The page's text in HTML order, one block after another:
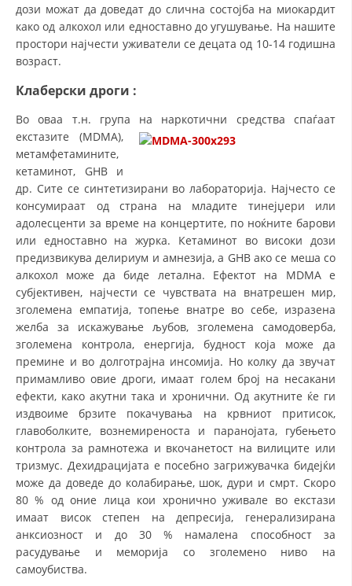
дози можат да доведат до слична состојба на миокардит
како од алкохол или едноставно до угушување. На нашите
простори најчести уживатели се децата од 10-14 годишна
возраст.
Клаберски дроги :
Во оваа т.н. група на наркотични средства спаѓаат
екстазите (MDMA),
метамфетамините,
кетаминот, GHB и
др. Сите се синтетизирани во лабораторија. Најчесто се
консумираат од страна на младите тинејџери или
адолесценти за време на концертите, по ноќните барови
или едноставно на журка. Кетаминот во високи дози
предизвикува делириум и амнезија, а GHB ако се меша со
алкохол може да биде летална. Ефектот на MDMA е
субјективен, најчести се чувствата на внатрешен мир,
зголемена емпатија, топење внатре во себе, изразена
желба за искажување љубов, зголемена самодоверба,
зголемена контрола, енергија, будност која може да
премине и во долготрајна инсомија. Но колку да звучат
примамливо овие дроги, имаат голем број на несакани
ефекти, како акутни така и хронични. Од акутните ќе ги
издвоиме брзите покачувања на крвниот притисок,
главоболките, вознемиреноста и паранојата, губењето
контрола за рамнотежа и вкочанетост на вилиците или
тризмус. Дехидрацијата е посебно загрижувачка бидејќи
може да доведе до колабирање, шок, дури и смрт. Скоро
80 % од оние лица кои хронично уживале во екстази
имаат висок степен на депресија, генерализирана
анксиозност и до 30 % намалена способност за
расудување и меморија со зголемено ниво на
самоубиства.